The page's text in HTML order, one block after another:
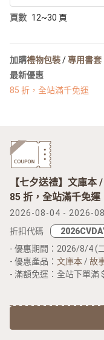
頁數 12~30 頁
加購禮物包裝/專用書套
最新優惠
85 折，全站滿千免運
【七夕送禮】文庫本
85 折，全站滿千免運
2026-08-04 - 2026-
折扣代碼
- 優惠期間：2026/8/4 (
- 優惠產品： 文庫本 /故
- 滿額免運：全站下單滿